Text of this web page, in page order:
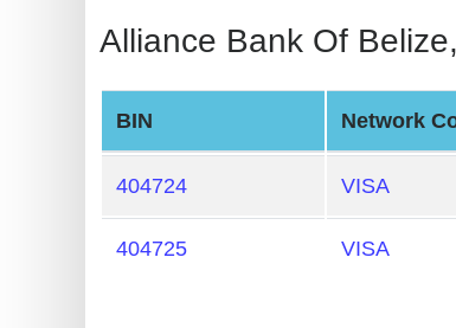
Card
Random
Credit
Card
Generate
Alliance Bank Of
BIN Network
404724 VISA
404725 VISA